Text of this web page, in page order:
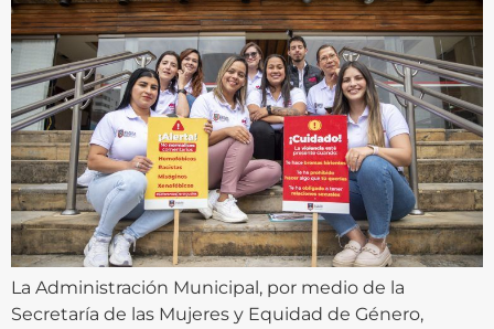
La Administración Municipal, por medio de la
Secretaría de las Mujeres y Equidad de Género,